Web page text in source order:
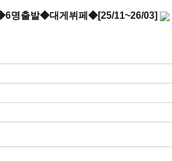
명출발◆대게뷔페◆[25/11~26/03]